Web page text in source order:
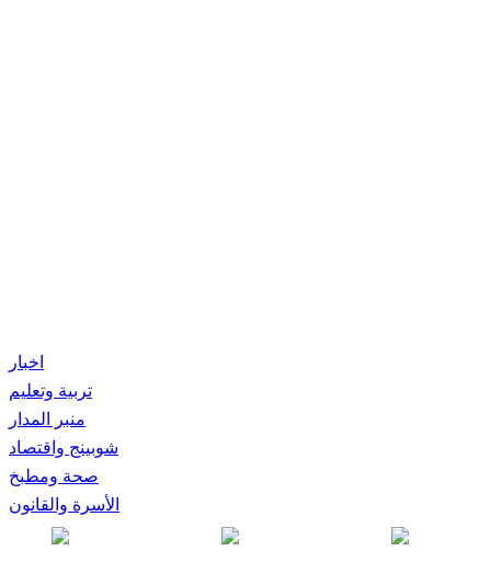
اخبار
تربية وتعليم
منبر المدار
شوبينج واقتصاد
صحة ومطبخ
الأسرة والقانون